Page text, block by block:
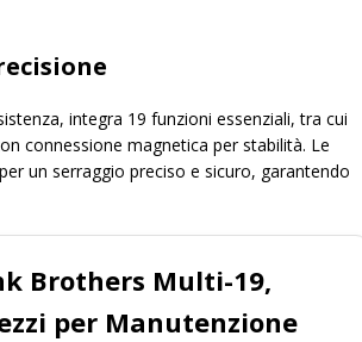
integra 19 funzioni essenziali, tra cui
connessione magnetica per stabilità. Le
un serraggio preciso e sicuro, garantendo
Brothers Multi-19,
per Manutenzione